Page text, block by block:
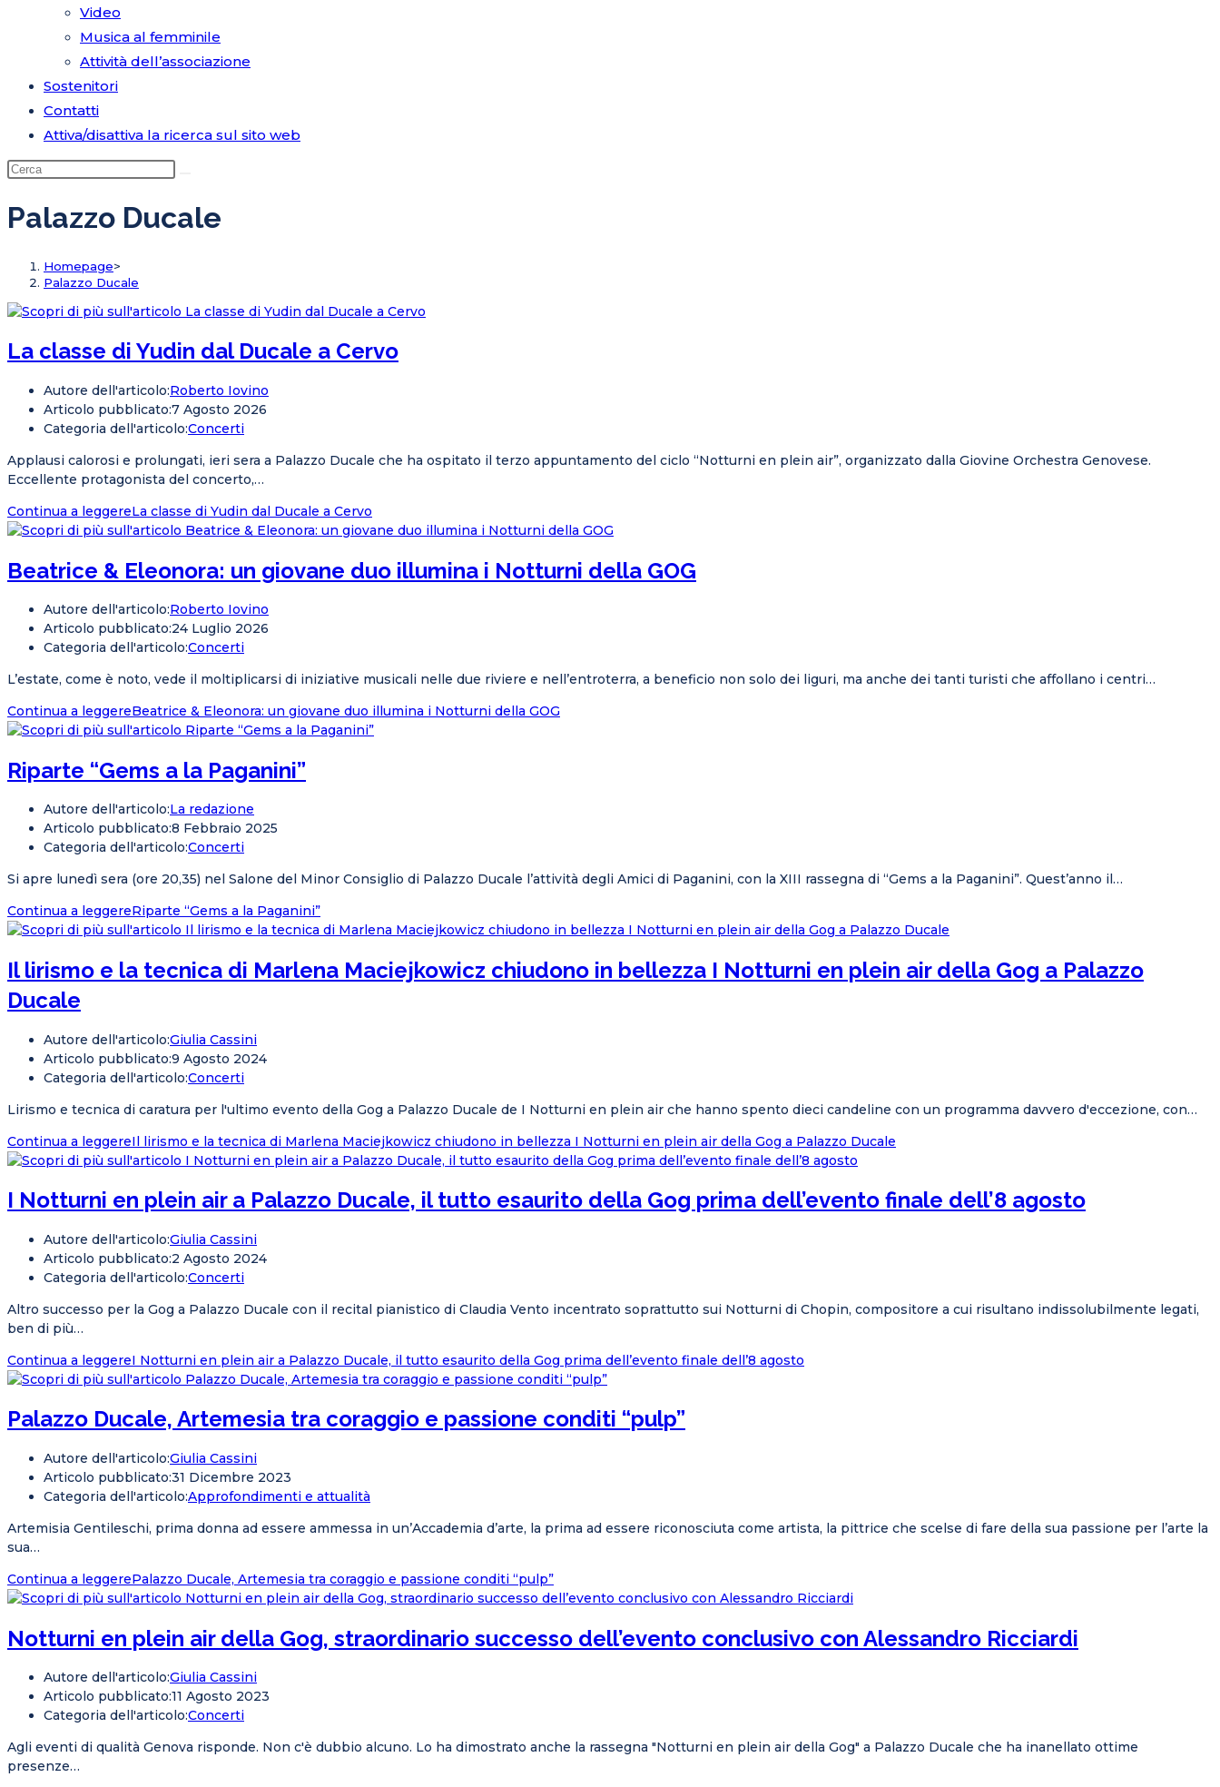
Video
Musica al femminile
Attività dell’associazione
Sostenitori
Contatti
Attiva/disattiva la ricerca sul sito web
Palazzo Ducale
Homepage>
Palazzo Ducale
La classe di Yudin dal Ducale a Cervo
Autore dell'articolo:Roberto Iovino
Articolo pubblicato:7 Agosto 2026
Categoria dell'articolo:Concerti
Applausi calorosi e prolungati, ieri sera a Palazzo Ducale che ha ospitato il terzo appuntamento del ciclo “Notturni en plein air”, organizzato dalla Giovine Orchestra Genovese.
Eccellente protagonista del concerto,…
Continua a leggereLa classe di Yudin dal Ducale a Cervo
Beatrice & Eleonora: un giovane duo illumina i Notturni della GOG
Autore dell'articolo:Roberto Iovino
Articolo pubblicato:24 Luglio 2026
Categoria dell'articolo:Concerti
L’estate, come è noto, vede il moltiplicarsi di iniziative musicali nelle due riviere e nell’entroterra, a beneficio non solo dei liguri, ma anche dei tanti turisti che affollano i centri…
Continua a leggereBeatrice & Eleonora: un giovane duo illumina i Notturni della GOG
Riparte “Gems a la Paganini”
Autore dell'articolo:La redazione
Articolo pubblicato:8 Febbraio 2025
Categoria dell'articolo:Concerti
Si apre lunedì sera (ore 20,35) nel Salone del Minor Consiglio di Palazzo Ducale l’attività degli Amici di Paganini, con la XIII rassegna di “Gems a la Paganini”. Quest’anno il…
Continua a leggereRiparte “Gems a la Paganini”
Il lirismo e la tecnica di Marlena Maciejkowicz chiudono in bellezza I Notturni en plein air della Gog a Palazzo
Ducale
Autore dell'articolo:Giulia Cassini
Articolo pubblicato:9 Agosto 2024
Categoria dell'articolo:Concerti
Lirismo e tecnica di caratura per l'ultimo evento della Gog a Palazzo Ducale de I Notturni en plein air che hanno spento dieci candeline con un programma davvero d'eccezione, con…
Continua a leggereIl lirismo e la tecnica di Marlena Maciejkowicz chiudono in bellezza I Notturni en plein air della Gog a Palazzo Ducale
I Notturni en plein air a Palazzo Ducale, il tutto esaurito della Gog prima dell’evento finale dell’8 agosto
Autore dell'articolo:Giulia Cassini
Articolo pubblicato:2 Agosto 2024
Categoria dell'articolo:Concerti
Altro successo per la Gog a Palazzo Ducale con il recital pianistico di Claudia Vento incentrato soprattutto sui Notturni di Chopin, compositore a cui risultano indissolubilmente legati,
ben di più…
Continua a leggereI Notturni en plein air a Palazzo Ducale, il tutto esaurito della Gog prima dell’evento finale dell’8 agosto
Palazzo Ducale, Artemesia tra coraggio e passione conditi “pulp”
Autore dell'articolo:Giulia Cassini
Articolo pubblicato:31 Dicembre 2023
Categoria dell'articolo:Approfondimenti e attualità
Artemisia Gentileschi, prima donna ad essere ammessa in un’Accademia d’arte, la prima ad essere riconosciuta come artista, la pittrice che scelse di fare della sua passione per l’arte la
sua…
Continua a leggerePalazzo Ducale, Artemesia tra coraggio e passione conditi “pulp”
Notturni en plein air della Gog, straordinario successo dell’evento conclusivo con Alessandro Ricciardi
Autore dell'articolo:Giulia Cassini
Articolo pubblicato:11 Agosto 2023
Categoria dell'articolo:Concerti
Agli eventi di qualità Genova risponde. Non c'è dubbio alcuno. Lo ha dimostrato anche la rassegna "Notturni en plein air della Gog" a Palazzo Ducale che ha inanellato ottime
presenze…